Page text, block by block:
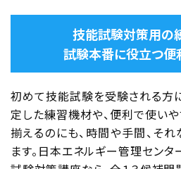
技能試験対策用の
試験本番に役立つ
初めて技能試験を受験される方
定した練習機材や、便利で使い
揃えるのにも、時間や手間、そ
ます。日本エネルギー管理セン